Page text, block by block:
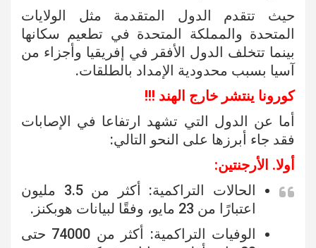
حيث تتقدم الدول المتقدمة مثل الولايات
المتحدة والمملكة المتحدة في تطعيم سكانها
بينما تتخلف الدول الأفقر في إفريقيا وأجزاء من
آسيا بسبب محدودية الإمداد بالطلقات.
كورونا ينتشر خارج الهند !!!
أما عن الدول التي تشهد ارتفاعا في الإصابات
فقد جاء أبرزها على النحو التالي:
أولا. الأرجنتين:
الحالات التراكمية: أكثر من 3.5 مليون
اعتبارًا من 23 مايو، وفقًا لبيانات هوبكنز.
الوفيات التراكمية: أكثر من 74000 حتى